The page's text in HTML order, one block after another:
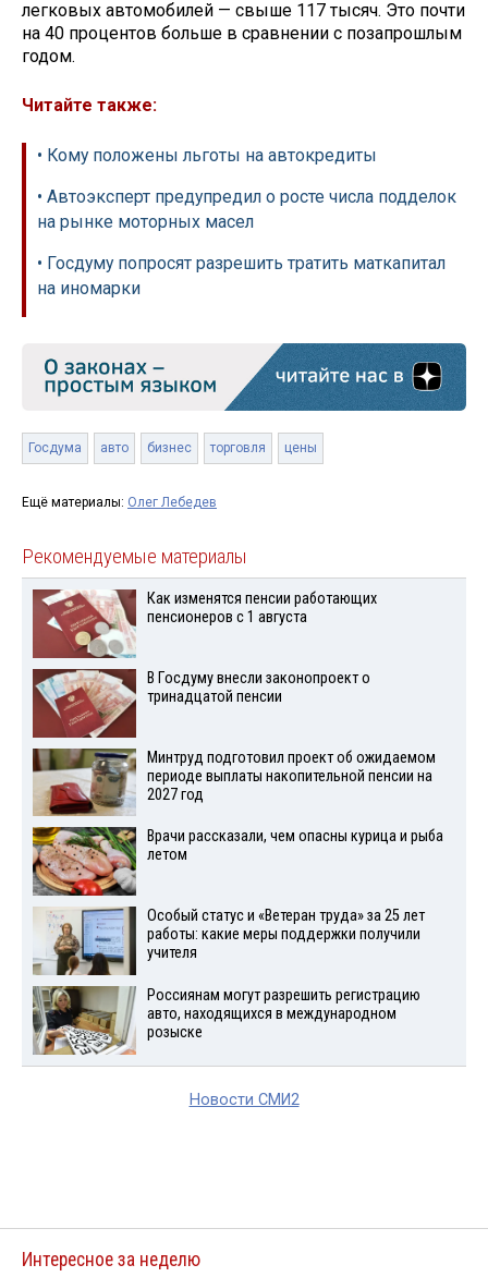
легковых автомобилей — свыше 117 тысяч. Это почти
на 40 процентов больше в сравнении с позапрошлым
годом.
Читайте также:
• Кому положены льготы на автокредиты
• Автоэксперт предупредил о росте числа подделок
на рынке моторных масел
• Госдуму попросят разрешить тратить маткапитал
на иномарки
Госдума авто бизнес торговля цены
Ещё материалы: Олег Лебедев
Рекомендуемые материалы
Как изменятся пенсии работающих
пенсионеров с 1 августа
В Госдуму внесли законопроект о
тринадцатой пенсии
Минтруд подготовил проект об ожидаемом
периоде выплаты накопительной пенсии на
2027 год
Врачи рассказали, чем опасны курица и рыба
летом
Особый статус и «Ветеран труда» за 25 лет
работы: какие меры поддержки получили
учителя
Россиянам могут разрешить регистрацию
авто, находящихся в международном
розыске
Новости СМИ2
Интересное за неделю